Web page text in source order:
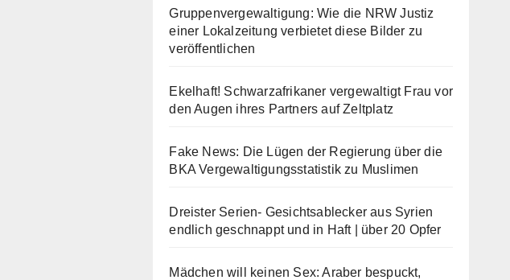
Gruppenvergewaltigung: Wie die NRW Justiz
einer Lokalzeitung verbietet diese Bilder zu
veröffentlichen
Ekelhaft! Schwarzafrikaner vergewaltigt Frau vor
den Augen ihres Partners auf Zeltplatz
Fake News: Die Lügen der Regierung über die
BKA Vergewaltigungsstatistik zu Muslimen
Dreister Serien- Gesichtsablecker aus Syrien
endlich geschnappt und in Haft | über 20 Opfer
Mädchen will keinen Sex: Araber bespuckt,